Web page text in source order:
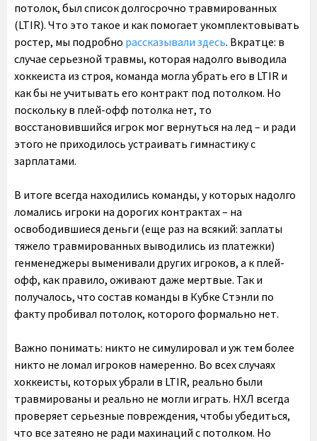
потолок, был список долгосрочно травмированных
(LTIR). Что это такое и как помогает укомплектовывать
ростер, мы подробно рассказывали здесь. Вкратце: в
случае серьезной травмы, которая надолго выводила
хоккеиста из строя, команда могла убрать его в LTIR и
как бы не учитывать его контракт под потолком. Но
поскольку в плей-офф потолка нет, то
восстановившийся игрок мог вернуться на лед – и ради
этого не приходилось устраивать гимнастику с
зарплатами.
В итоге всегда находились команды, у которых надолго
ломались игроки на дорогих контрактах – на
освободившиеся деньги (еще раз на всякий: заплаты
тяжело травмированных выводились из платежки)
генменеджеры выменивали других игроков, а к плей-
офф, как правило, оживают даже мертвые. Так и
получалось, что состав команды в Кубке Стэнли по
факту пробивал потолок, которого формально нет.
Важно понимать: никто не симулировал и уж тем более
никто не ломал игроков намеренно. Во всех случаях
хоккеисты, которых убрали в LTIR, реально были
травмированы и реально не могли играть. НХЛ всегда
проверяет серьезные повреждения, чтобы убедиться,
что все затеяно не ради махинаций с потолком. Но